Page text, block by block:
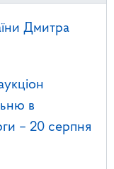
Дмитра
в
– 20 серпня